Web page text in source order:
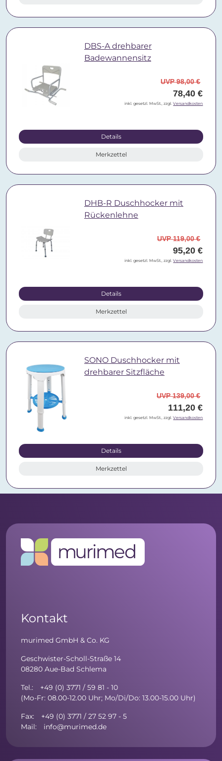
DBS-A drehbarer
Badewannensitz
UVP 98,00 €
78,40 €
inkl. gesetzl. MwSt., zzgl.Versandkosten
Details
Merkzettel
DHB-R Duschhocker mit
Rückenlehne
UVP 119,00 €
95,20 €
inkl. gesetzl. MwSt., zzgl.Versandkosten
Details
Merkzettel
SONO Duschhocker mit
drehbarer Sitzfläche
UVP 139,00 €
111,20 €
inkl. gesetzl. MwSt., zzgl.Versandkosten
Details
Merkzettel
Kontakt
murimed GmbH & Co. KG
Geschwister-Scholl-Straße 14
08280 Aue-Bad Schlema
Tel.: +49 (0) 3771 / 59 81 - 10
(Mo-Fr: 08.00-12.00 Uhr; Mo/Di/Do: 13.00-15.00 Uhr)
Fax: +49 (0) 3771 / 27 52 97 - 5
Mail: info@murimed.de